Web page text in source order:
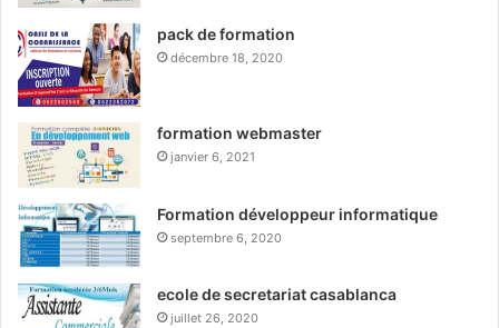
pack de formation
décembre 18, 2020
formation webmaster
janvier 6, 2021
Formation développeur informatique
septembre 6, 2020
ecole de secretariat casablanca
juillet 26, 2020